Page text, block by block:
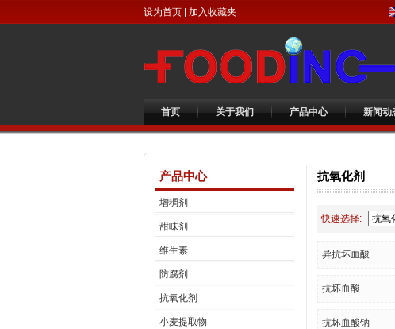
设为首页| 加入收藏夹
首页 关于我们 产品中心 新闻动
产品中心
增稠剂
甜味剂
维生素
防腐剂
抗氧化剂
小麦提取物
抗氧化剂
快速选择:
异抗坏血酸
抗坏血酸
抗坏血酸钠